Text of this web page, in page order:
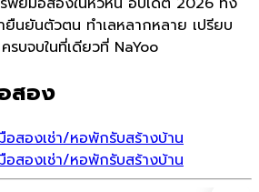
ยืนยันตัวตน ทำเลหลากหลาย เปรียบ
รบจบในที่เดียวที่ NaYoo
สอง
อสองเช่า/หอพักรับสร้างบ้าน
อสองเช่า/หอพักรับสร้างบ้าน